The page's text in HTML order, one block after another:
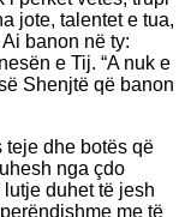
jote, talentet e tua,
banon në ty:
e Tij. “A nuk e
Shenjtë që banon
teje dhe botës që
nga çdo
duhet të jesh
me të